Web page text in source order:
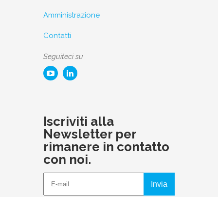
Amministrazione
Contatti
Seguiteci su
Iscriviti alla
Newsletter per
rimanere in contatto
con noi.
Invia